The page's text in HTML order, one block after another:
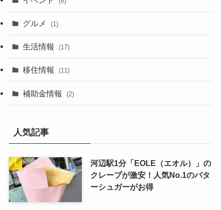
グルメ (1)
生活情報 (17)
移住情報 (11)
補助金情報 (2)
人気記事
河辺駅1分「EOLE（エオル）」の
クレープが激安！人気No.1のバタ
ーシュガーがお得